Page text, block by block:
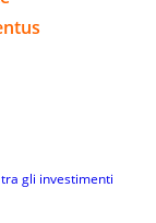
gli investimenti